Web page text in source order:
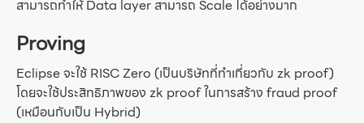
สามารถทำให้ Data layer สามารถ Scale ได้อย่างมาก
Proving
Eclipse จะใช้ RISC Zero (เป็นบริษัทที่ทำเกี่ยวกับ zk proof)
โดยจะใช้ประสิทธิภาพของ zk proof ในการสร้าง fraud proof
(เหมือนกับเป็น Hybrid)